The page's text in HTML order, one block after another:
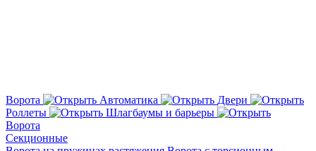
Ворота Автоматика
Двери
Роллеты
Шлагбаумы и барьеры
Ворота
Секционные